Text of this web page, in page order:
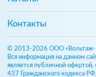
Контакты
© 2013-2026 ООО «Вольтаж-
Вся информация на данном
является публичной
437 Гражданского кодекса РФ.